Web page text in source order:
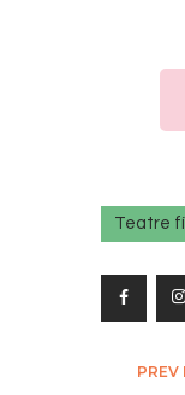
Teatre
PREV